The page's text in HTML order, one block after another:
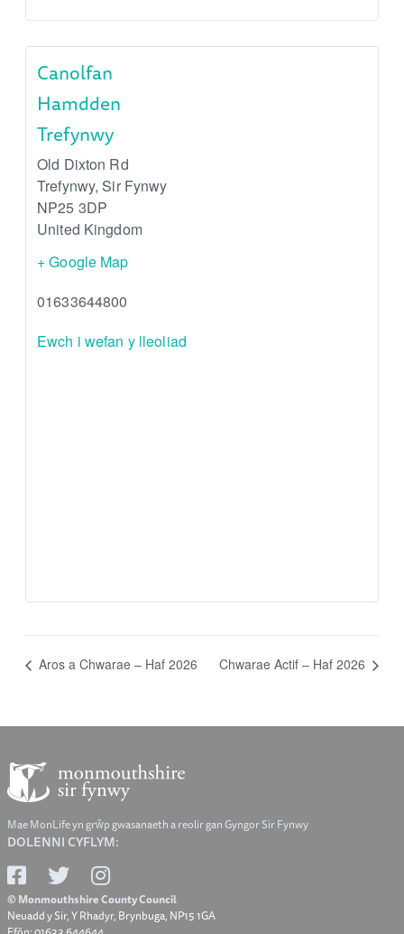
Canolfan
Hamdden
Trefynwy
Old Dixton Rd
Trefynwy, Sir Fynwy
NP25 3DP
United Kingdom
+ Google Map
01633644800
Ewch i wefan y lleoliad
Aros a Chwarae – Haf 2026 Chwarae Actif – Haf 2026
Mae MonLife yn grŵp gwasanaeth a reolir gan Gyngor Sir Fynwy
DOLENNI CYFLYM:
© Monmouthshire County Council
Neuadd y Sir, Y Rhadyr, Brynbuga, NP15 1GA